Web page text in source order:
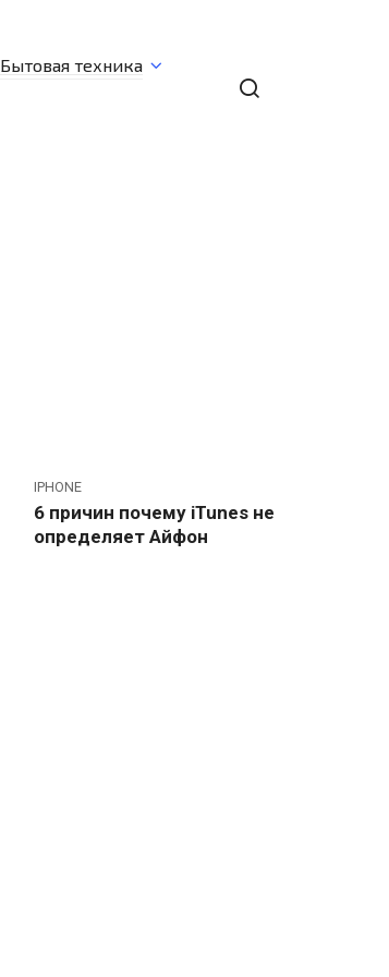
Бытовая техника
IPHONE
6 причин почему iTunes не
определяет Айфон